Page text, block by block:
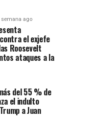
semana ago
el exjefe
Roosevelt
ataques a la
del 55 % de
el indulto
a Juan